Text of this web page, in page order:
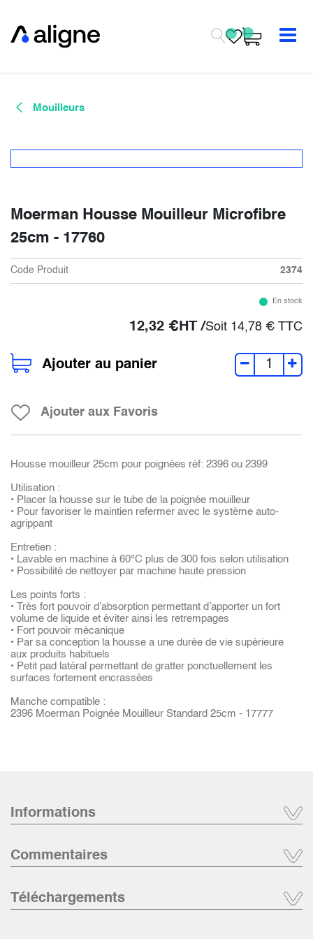
Mouilleurs
Moerman Housse Mouilleur Microfibre
25cm - 17760
Code Produit 2374
En stock
12,32 €HT /Soit 14,78 € TTC
Ajouter au panier
Ajouter aux Favoris
Housse mouilleur 25cm pour poignées réf: 2396 ou 2399
Utilisation :
• Placer la housse sur le tube de la poignée mouilleur
• Pour favoriser le maintien refermer avec le système auto-
agrippant
Entretien :
• Lavable en machine à 60°C plus de 300 fois selon utilisation
• Possibilité de nettoyer par machine haute pression
Les points forts :
• Très fort pouvoir d’absorption permettant d’apporter un fort
volume de liquide et éviter ainsi les retrempages
• Fort pouvoir mécanique
• Par sa conception la housse a une durée de vie supérieure
aux produits habituels
• Petit pad latéral permettant de gratter ponctuellement les
surfaces fortement encrassées
Manche compatible :
2396 Moerman Poignée Mouilleur Standard 25cm - 17777
Informations
Commentaires
Téléchargements